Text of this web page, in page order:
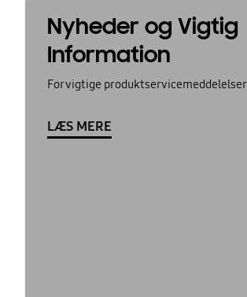
Nyheder og Vigtig
Information
For vigtige produktservicemeddelelser
LÆS MERE